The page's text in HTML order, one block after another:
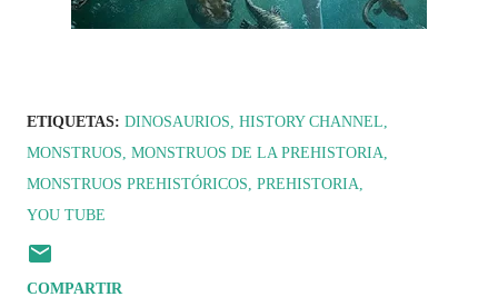
ETIQUETAS: DINOSAURIOS HISTORY CHANNEL
MONSTRUOS MONSTRUOS DE LA PREHISTORIA
MONSTRUOS PREHISTÓRICOS PREHISTORIA
YOU TUBE
COMPARTIR